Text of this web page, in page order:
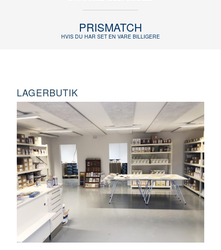
PRISMATCH
HVIS DU HAR SET EN VARE BILLIGERE
LAGERBUTIK